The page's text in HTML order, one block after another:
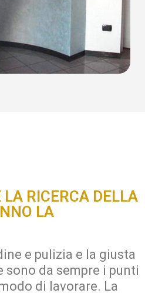
RICERCA DELLA
LA
e pulizia e la giusta
da sempre i punti
di lavorare. La